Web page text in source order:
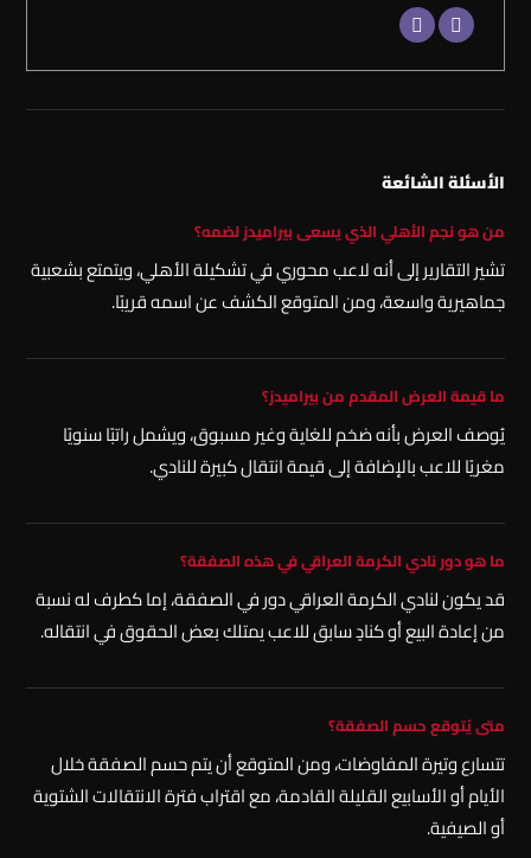
الأسئلة الشائعة
من هو نجم الأهلي الذي يسعى بيراميدز لضمه؟
تشير التقارير إلى أنه لاعب محوري في تشكيلة الأهلي، ويتمتع بشعبية
جماهيرية واسعة، ومن المتوقع الكشف عن اسمه قريبًا.
ما قيمة العرض المقدم من بيراميدز؟
يُوصف العرض بأنه ضخم للغاية وغير مسبوق، ويشمل راتبًا سنويًا
مغريًا للاعب بالإضافة إلى قيمة انتقال كبيرة للنادي.
ما هو دور نادي الكرمة العراقي في هذه الصفقة؟
قد يكون لنادي الكرمة العراقي دور في الصفقة، إما كطرف له نسبة
من إعادة البيع أو كنادٍ سابق للاعب يمتلك بعض الحقوق في انتقاله.
متى يُتوقع حسم الصفقة؟
تتسارع وتيرة المفاوضات، ومن المتوقع أن يتم حسم الصفقة خلال
الأيام أو الأسابيع القليلة القادمة، مع اقتراب فترة الانتقالات الشتوية
أو الصيفية.